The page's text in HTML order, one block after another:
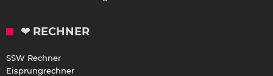
❤ RECHNER
SSW Rechner
Eisprungrechner